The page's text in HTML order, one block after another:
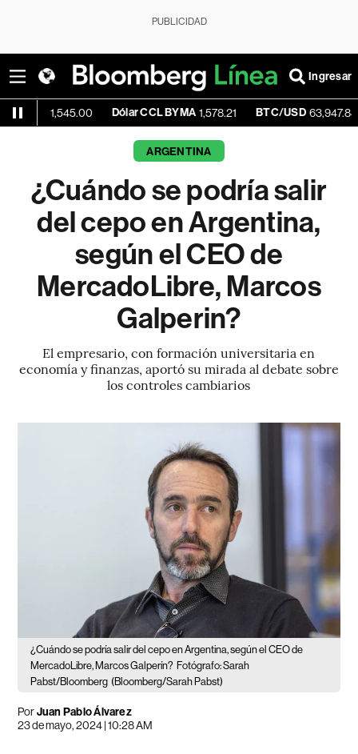
PUBLICIDAD
Ingresar
Dólar CCL BYMA 1,578.21 BTC/USD 63,947.84
ARGENTINA
¿Cuándo se podría salir
del cepo en Argentina,
según el CEO de
MercadoLibre, Marcos
Galperin?
El empresario, con formación universitaria en
economía y finanzas, aportó su mirada al debate sobre
los controles cambiarios
¿Cuándo se podría salir del cepo en Argentina, según el CEO de
MercadoLibre, Marcos Galperín? Fotógrafo: Sarah
Pabst/Bloomberg (Bloomberg/Sarah Pabst)
PorJuan Pablo Álvarez
23 de mayo, 2024 | 10:28 AM